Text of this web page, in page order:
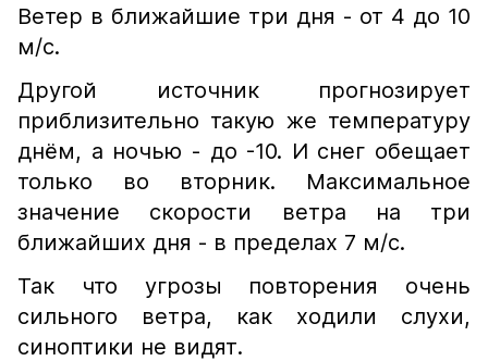
Ветер в ближайшие три дня - от 4 до 10
м/с.
Другой источник прогнозирует
приблизительно такую же температуру
днём, а ночью - до -10. И снег обещает
только во вторник. Максимальное
значение скорости ветра на три
ближайших дня - в пределах 7 м/с.
Так что угрозы повторения очень
сильного ветра, как ходили слухи,
синоптики не видят.